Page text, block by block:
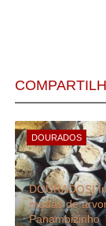
DOURADOS
DOURADOS|
mudas de
Panambizinho